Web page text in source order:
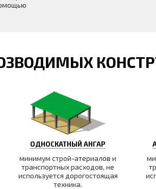
ОДНОСКАТНЫЙ АНГАР
минимум строй-атериалов и
транспортных расходов, не
используется дорогостоящая
техника.